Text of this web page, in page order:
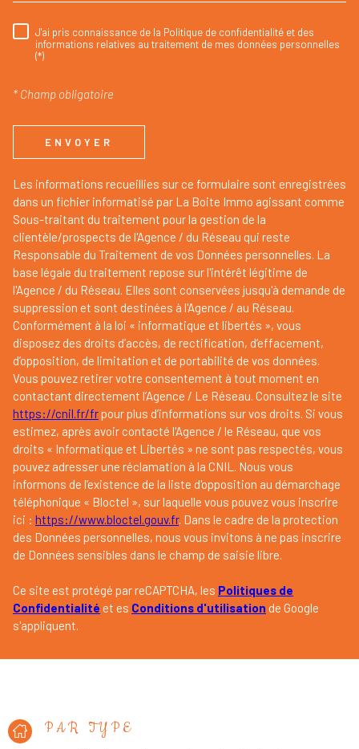
RÈGLEMENTATION
J'ai pris connaissance de la Politique de confidentialité et des
informations relatives au traitement de mes données personnelles
(*)
* Champ obligatoire
ENVOYER
Les informations recueillies sur ce formulaire sont enregistrées
dans un fichier informatisé par La Boite Immo agissant comme
Sous-traitant du traitement pour la gestion de la
clientèle/prospects de l'Agence / du Réseau qui reste
Responsable du Traitement de vos Données personnelles. La
base légale du traitement repose sur l'intérêt légitime de
l'Agence / du Réseau. Elles sont conservées jusqu'à demande de
suppression et sont destinées à l'Agence / au Réseau.
Conformément à la loi « informatique et libertés », vous
disposez des droits d’accès, de rectification, d’effacement,
d’opposition, de limitation et de portabilité de vos données.
Vous pouvez retirer votre consentement à tout moment en
contactant directement l’Agence / Le Réseau. Consultez le site
https://cnil.fr/frpour plus d’informations sur vos droits. Si vous
estimez, après avoir contacté l'Agence / le Réseau, que vos
droits « Informatique et Libertés » ne sont pas respectés, vous
pouvez adresser une réclamation à la CNIL. Nous vous
informons de l’existence de la liste d'opposition au démarchage
téléphonique « Bloctel », sur laquelle vous pouvez vous inscrire
ici : https://www.bloctel.gouv.fr. Dans le cadre de la protection
des Données personnelles, nous vous invitons à ne pas inscrire
de Données sensibles dans le champ de saisie libre.
Ce site est protégé par reCAPTCHA, les Politiques de
Confidentialité et es Conditions d'utilisation de Google
s'appliquent.
PAR TYPE